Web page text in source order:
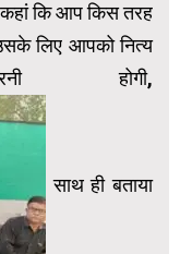
कहां कि आप किस तरह
लिए आपको नित्य
होगी,
साथ ही बताया